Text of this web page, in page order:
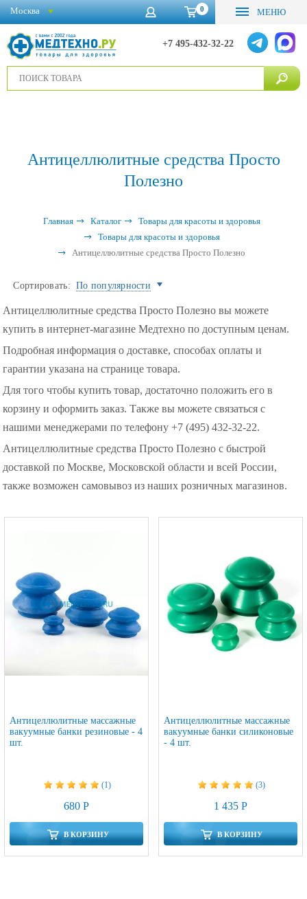
0 МЕНЮ
+7 495-432-32-22
Москва
Антицеллюлитные средства Просто
Полезно
Главная Каталог
Товары для красоты и здоровья
Товары для красоты и здоровья
Антицеллюлитные средства Просто Полезно
Сортировать: По популярности
Антицеллюлитные средства Просто Полезно вы можете
купить в интернет-магазине Медтехно по доступным ценам.
Подробная информация о доставке, способах оплаты и
гарантии указана на странице товара.
Для того чтобы купить товар, достаточно положить его в
корзину и оформить заказ. Также вы можете связаться с
нашими менеджерами по телефону +7 (495) 432-32-22.
Антицеллюлитные средства Просто Полезно с быстрой
доставкой по Москве, Московской области и всей России,
также возможен самовывоз из наших розничных магазинов.
Антицеллюлитные массажные
вакуумные банки резиновые - 4
шт.
(1)
680 Р
В КОРЗИНУ
Антицеллюлитные массажные
вакуумные банки силиконовые
- 4 шт.
(3)
1 435 Р
В КОРЗИНУ